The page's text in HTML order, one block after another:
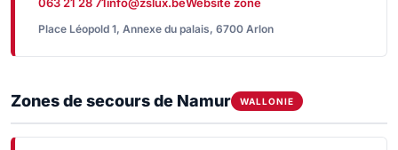
Place Léopold 1, Annexe du palais, 6700 Arlon
Zones de secours de Namur WALLONIE